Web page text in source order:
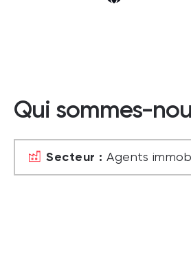
Qui sommes-
Secteur : Agents